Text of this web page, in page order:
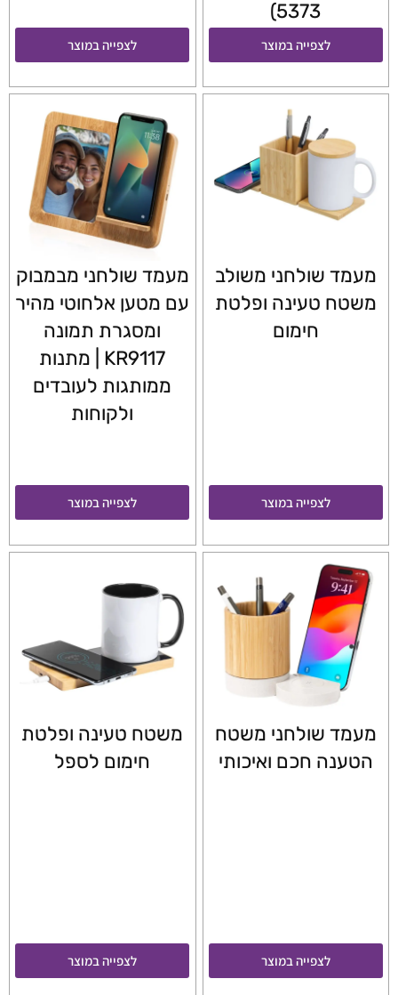
5373)
לצפייה במוצר לצפייה במוצר
מעמד שולחני משולב
משטח טעינה ופלטת
חימום
לצפייה במוצר
מעמד שולחני מבמבוק
עם מטען אלחוטי מהיר
ומסגרת תמונה
KR9117 | מתנות
ממותגות לעובדים
ולקוחות
לצפייה במוצר
מעמד שולחני משטח
הטענה חכם ואיכותי
לצפייה במוצר
משטח טעינה ופלטת
חימום לספל
לצפייה במוצר